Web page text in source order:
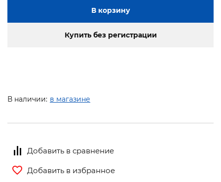
В корзину
Купить без регистрации
В наличии: в магазине
Добавить в сравнение
Добавить в избранное